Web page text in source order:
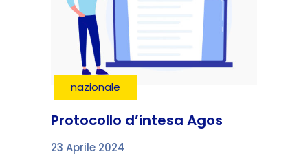
nazionale
Protocollo d’intesa Agos
23 Aprile 2024